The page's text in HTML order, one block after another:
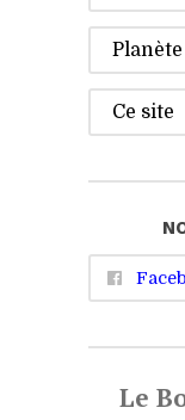
Planète
Ce site
Le